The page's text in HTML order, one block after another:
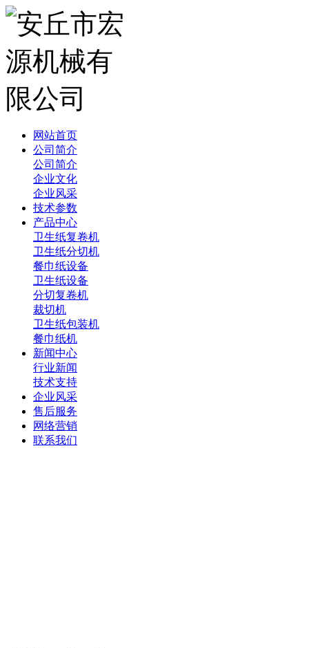
网站首页
公司简介
公司简介
企业文化
企业风采
技术参数
产品中心
卫生纸复卷机
卫生纸分切机
餐巾纸设备
卫生纸设备
分切复卷机
裁切机
卫生纸包装机
餐巾纸机
新闻中心
行业新闻
技术支持
企业风采
售后服务
网络营销
联系我们